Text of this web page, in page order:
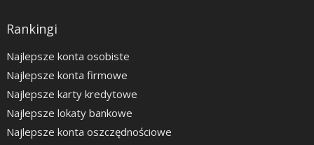
Rankingi
Najlepsze konta osobiste
Najlepsze konta firmowe
Najlepsze karty kredytowe
Najlepsze lokaty bankowe
Najlepsze konta oszczędnościowe